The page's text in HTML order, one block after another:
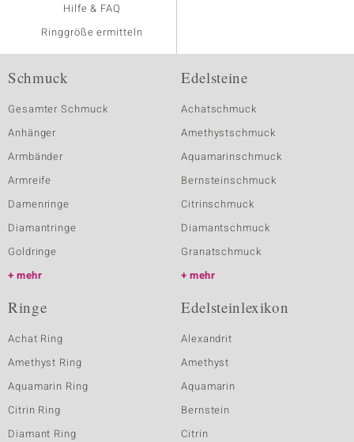
Hilfe & FAQ
Ringgröße ermitteln
Schmuck
Gesamter Schmuck
Anhänger
Armbänder
Armreife
Damenringe
Diamantringe
Goldringe
mehr
Edelsteine
Achatschmuck
Amethystschmuck
Aquamarinschmuck
Bernsteinschmuck
Citrinschmuck
Diamantschmuck
Granatschmuck
mehr
Ringe
Achat Ring
Amethyst Ring
Aquamarin Ring
Citrin Ring
Diamant Ring
Edelsteinlexikon
Alexandrit
Amethyst
Aquamarin
Bernstein
Citrin